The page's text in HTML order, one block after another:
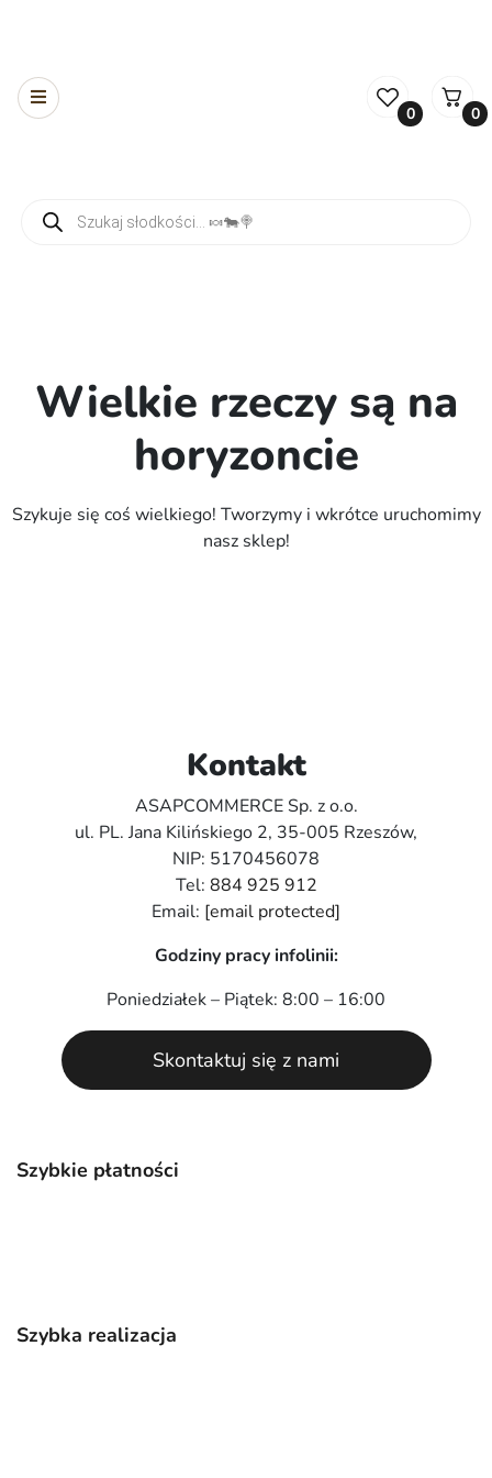
0 0
Wielkie rzeczy są na
horyzoncie
Szykuje się coś wielkiego! Tworzymy i wkrótce uruchomimy
nasz sklep!
Szybkie płatności
Szybka realizacja
Kontakt
ASAPCOMMERCE Sp. z o.o.
ul. PL. Jana Kilińskiego 2, 35-005 Rzeszów,
NIP: 5170456078
Tel: 884 925 912
Email: [email protected]
Godziny pracy infolinii:
Poniedziałek – Piątek: 8:00 – 16:00
Skontaktuj się z nami